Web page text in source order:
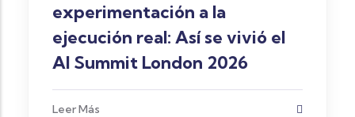
experimentación a la
ejecución real: Así se vivió el
AI Summit London 2026
Leer Más